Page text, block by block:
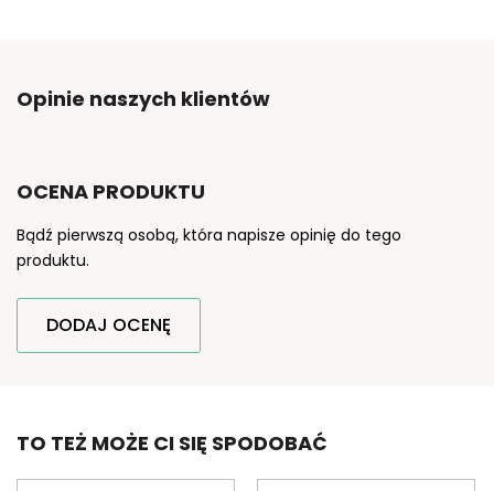
Opinie naszych klientów
OCENA PRODUKTU
Bądź pierwszą osobą, która napisze opinię do tego
produktu.
DODAJ OCENĘ
TO TEŻ MOŻE CI SIĘ SPODOBAĆ